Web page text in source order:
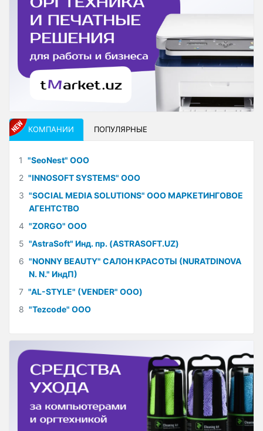
КОМПАНИИ ПОПУЛЯРНЫЕ
1 "SeoNest" ООО
2 "INNOSOFT SYSTEMS" ООО
3 "SOCIAL MEDIA SOLUTIONS" ООО МАРКЕТИНГОВОЕ
АГЕНТСТВО
4 "ZORGO" ООО
5 "AstraSoft" Инд. пр. (ASTRASOFT.UZ)
6 "NONNY BEAUTY" САЛОН КРАСОТЫ (NURATDINOVA
N. N." ИндП)
7 "AL-STYLE" (VENDER" ООО)
8 "Tezcode" ООО